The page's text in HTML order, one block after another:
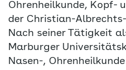
Ohrenheilkunde, Kopf-
der Christian-
Nach seiner Tätigkeit
Marburger
Nasen-,